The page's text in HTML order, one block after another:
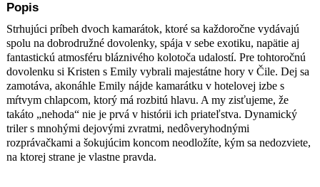
Popis
Strhujúci príbeh dvoch kamarátok, ktoré sa každoročne vydávajú
spolu na dobrodružné dovolenky, spája v sebe exotiku, napätie aj
fantastickú atmosféru bláznivého kolotoča udalostí. Pre tohtoročnú
dovolenku si Kristen s Emily vybrali majestátne hory v Čile. Dej sa
zamotáva, akonáhle Emily nájde kamarátku v hotelovej izbe s
mŕtvym chlapcom, ktorý má rozbitú hlavu. A my zisťujeme, že
takáto „nehoda“ nie je prvá v histórii ich priateľstva. Dynamický
triler s mnohými dejovými zvratmi, nedôveryhodnými
rozprávačkami a šokujúcim koncom neodložíte, kým sa nedozviete,
na ktorej strane je vlastne pravda.